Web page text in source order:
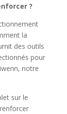
?
la
des outils
pour
notre
sur le